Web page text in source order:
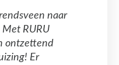
naar
RURU
ontzettend
Er